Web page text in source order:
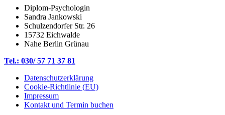
Diplom-Psychologin
Sandra Jankowski
Schulzendorfer Str. 26
15732 Eichwalde
Nahe Berlin Grünau
Tel.: 030/ 57 71 37 81
Datenschutzerklärung
Cookie-Richtlinie (EU)
Impressum
Kontakt und Termin buchen